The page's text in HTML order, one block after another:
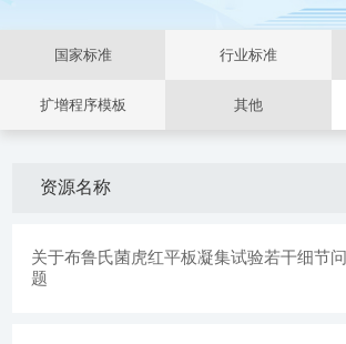
国家标准 行业标准
扩增程序模板 其他
资源名称
关于布鲁氏菌虎红平板凝集试验若干细节问
题